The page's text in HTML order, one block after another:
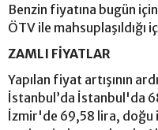
Benzin fiyatına bugün
ÖTV ile mahsuplaşıldığı
ZAMLI FİYATLAR
Yapılan fiyat artışının
İstanbul’da İstanbul'da
İzmir'de 69,58 lira, doğu